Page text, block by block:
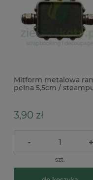
Mitform metalowa
pełna 5,5cm /
3,90 zł
- +
szt.